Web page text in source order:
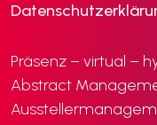
Präsenz – virtual –
Abstract